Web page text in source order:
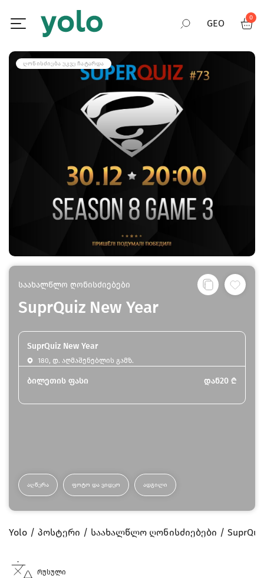
GEO
0
ᲦᲝᲜᲘᲡᲫᲘᲔᲑᲐ ᲣᲙᲕᲔ ᲩᲐᲢᲐᲠᲓᲐ
საახალწლო ღონისძიებები
SuprQuiz New Year
SuprQuiz New Year
180, დ. აღმაშენებლის გამზ.
ბილეთის ფასი დან20 ₾
ᲐᲦᲬᲔᲠᲐ ᲤᲝᲢᲝ ᲓᲐ ᲕᲘᲓᲔᲝ ᲐᲓᲒᲘᲚᲘ
Yolo პოსტერი საახალწლო ღონისძიებები
რუსული